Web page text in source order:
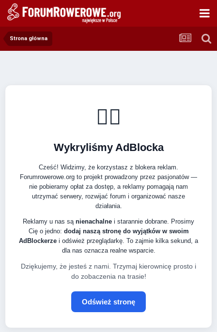
Strona główna
🚴‍♂️
Wykryliśmy AdBlocka
Cześć! Widzimy, że korzystasz z blokera reklam.
Forumrowerowe.org to projekt prowadzony przez pasjonatów —
nie pobieramy opłat za dostęp, a reklamy pomagają nam
utrzymać serwery, rozwijać forum i organizować nasze
działania.
Reklamy u nas są nienachalne i starannie dobrane. Prosimy
Cię o jedno: dodaj naszą stronę do wyjątków w swoim
AdBlockerze i odśwież przeglądarkę. To zajmie kilka sekund, a
dla nas oznacza realne wsparcie.
Dziękujemy, że jesteś z nami. Trzymaj kierownicę prosto i
do zobaczenia na trasie!
Odśwież stronę